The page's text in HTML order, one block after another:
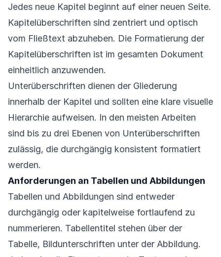
Jedes neue Kapitel beginnt auf einer neuen Seite.
Kapitelüberschriften sind zentriert und optisch
vom Fließtext abzuheben. Die Formatierung der
Kapitelüberschriften ist im gesamten Dokument
einheitlich anzuwenden.
Unterüberschriften dienen der Gliederung
innerhalb der Kapitel und sollten eine klare visuelle
Hierarchie aufweisen. In den meisten Arbeiten
sind bis zu drei Ebenen von Unterüberschriften
zulässig, die durchgängig konsistent formatiert
werden.
Anforderungen an Tabellen und Abbildungen
Tabellen und Abbildungen sind entweder
durchgängig oder kapitelweise fortlaufend zu
nummerieren. Tabellentitel stehen über der
Tabelle, Bildunterschriften unter der Abbildung.